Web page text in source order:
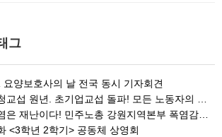
그
요양보호사의 날 전국 동시 기자회견
초기업교섭 돌파! 모든 노동자의 노동기본권 쟁취! 민주노총 7.15 총파업대회
난이다! 민주노총 강원지역본부 폭염감시단 선포 기자회견
<3학년 2학기> 공동체 상영회